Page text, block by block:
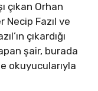
çıkan Orhan
Necip Fazıl ve
çıkardığı
şair, burada
okuyucularıyla